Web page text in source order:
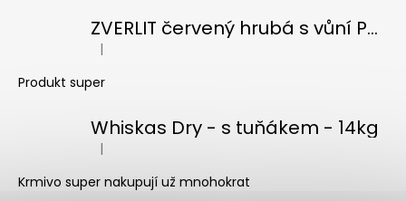
ZVERLIT červený hrubá s vůní Podestýlka kočka 10kg
Hodnocení produktu je 5 z 5 hvězdiček.
|
Produkt super
Whiskas Dry - s tuňákem - 14kg
Hodnocení produktu je 5 z 5 hvězdiček.
|
Krmivo super nakupují už mnohokrat